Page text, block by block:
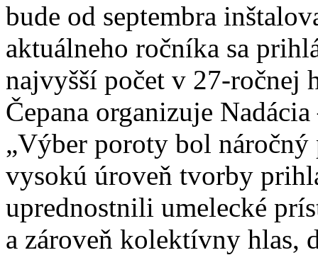
bude od septembra
aktuálneho ročníka sa
najvyšší počet v 27-ročnej
Čepana organizuje
„Výber poroty bol
vysokú úroveň tvorby
uprednostnili umelecké
a zároveň kolektívny hlas,